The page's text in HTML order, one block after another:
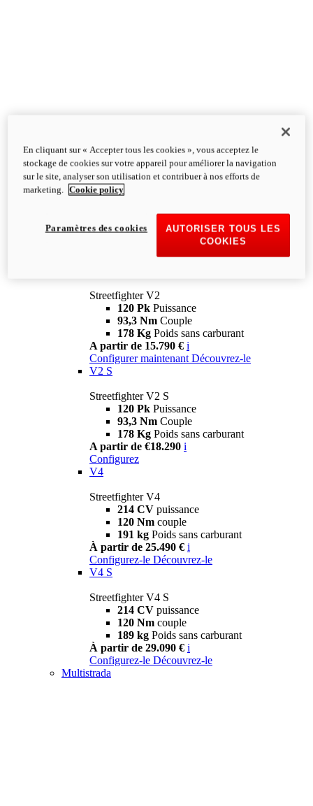
Streetfighter V2
120 Pk Puissance
93,3 Nm Couple
178 Kg Poids sans carburant
A partir de 15.790 € i
Configurer maintenant Découvrez-le
V2 S
Streetfighter V2 S
120 Pk Puissance
93,3 Nm Couple
178 Kg Poids sans carburant
A partir de €18.290 i
Configurez
V4
Streetfighter V4
214 CV puissance
120 Nm couple
191 kg Poids sans carburant
À partir de 25.490 € i
Configurez-le Découvrez-le
V4 S
Streetfighter V4 S
214 CV puissance
120 Nm couple
189 kg Poids sans carburant
À partir de 29.090 € i
Configurez-le Découvrez-le
Multistrada
En cliquant sur « Accepter tous les cookies », vous acceptez le
stockage de cookies sur votre appareil pour améliorer la navigation
sur le site, analyser son utilisation et contribuer à nos efforts de
marketing.
Cookie policy
AUTORISER TOUS LES
COOKIES
Paramètres des cookies